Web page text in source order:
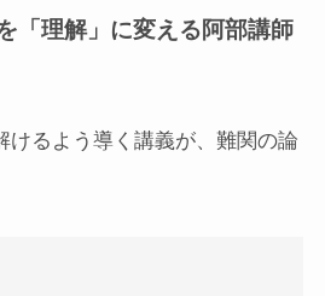
「理解」に変える阿部講師
けるよう導く講義が、難関の論